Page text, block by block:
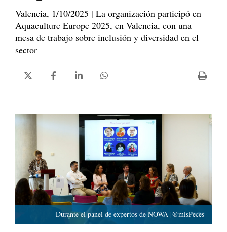
Valencia, 1/10/2025 | La organización participó en
Aquaculture Europe 2025, en Valencia, con una
mesa de trabajo sobre inclusión y diversidad en el
sector
Durante el panel de expertos de NOWA |@misPeces